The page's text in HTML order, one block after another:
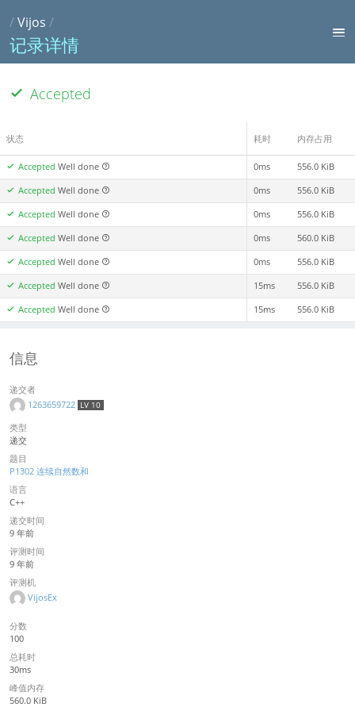
/Vijos /
记录详情
Accepted
状态 耗时 内存占用
AcceptedWell done 0ms 556.0 KiB
AcceptedWell done 0ms 556.0 KiB
AcceptedWell done 0ms 556.0 KiB
AcceptedWell done 0ms 560.0 KiB
AcceptedWell done 0ms 556.0 KiB
AcceptedWell done 15ms 556.0 KiB
AcceptedWell done 15ms 556.0 KiB
信息
递交者
1263659722 LV 10
类型
递交
题目
P1302 连续自然数和
语言
C++
递交时间
9 年前
评测时间
9 年前
评测机
VijosEx
分数
100
总耗时
30ms
峰值内存
560.0 KiB